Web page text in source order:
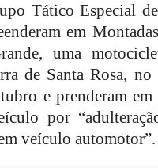
Tático Especial
em
uma
de Santa Rosa, no
e prenderam em
por
veículo automotor”.